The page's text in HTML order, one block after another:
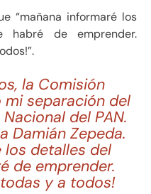
“mañana informaré los
habré de emprender.
la Comisión
separación del
del PAN.
Damián Zepeda.
los detalles del
de emprender.
y a todos!